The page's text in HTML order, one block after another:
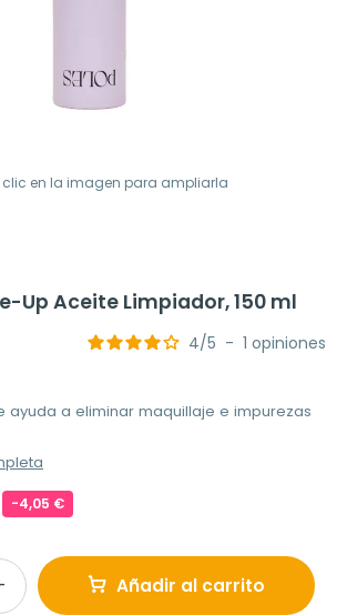
clic en la imagen para ampliarla
Up Aceite Limpiador, 150 ml
4/5 - 1 opiniones
ayuda a eliminar maquillaje e impurezas
-4,05 €
Añadir al carrito